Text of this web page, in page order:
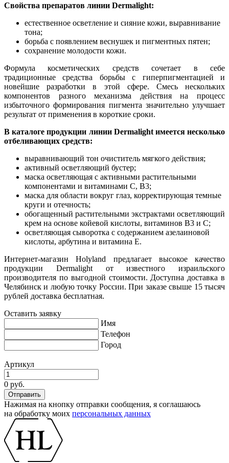
Свойства препаратов линии Dermalight:
естественное осветление и сияние кожи, выравнивание
тона;
борьба с появлением веснушек и пигментных пятен;
сохранение молодости кожи.
Формула косметических средств сочетает в себе
традиционные средства борьбы с гиперпигментацией и
новейшие разработки в этой сфере. Смесь нескольких
компонентов разного механизма действия на процесс
избыточного формирования пигмента значительно улучшает
результат от применения в короткие сроки.
В каталоге продукции линии Dermalight имеется несколько
отбеливающих средств:
выравнивающий тон очиститель мягкого действия;
активный осветляющий бустер;
маска осветляющая с активными растительными
компонентами и витаминами С, В3;
маска для области вокруг глаз, корректирующая темные
круги и отечность;
обогащенный растительными экстрактами осветляющий
крем на основе койевой кислоты, витаминов В3 и С;
осветляющая сыворотка с содержанием азелаиновой
кислоты, арбутина и витамина Е.
Интернет-магазин Holyland предлагает высокое качество
продукции Dermalight от известного израильского
производителя по выгодной стоимости. Доступна доставка в
Челябинск и любую точку России. При заказе свыше 15 тысяч
рублей доставка бесплатная.
Оставить заявку
Имя
Телефон
Город
Артикул
0 руб.
Нажимая на кнопку отправки сообщения, я соглашаюсь
на обработку моих персональных данных